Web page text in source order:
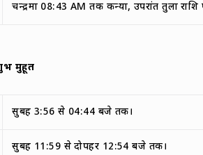
चन्द्रमा 08:43 AM तक कन्या, उपरांत तुला राशि
मुहूर्त
सुबह 3:56 से 04:44 बजे तक।
सुबह 11:59 से दोपहर 12:54 बजे तक।